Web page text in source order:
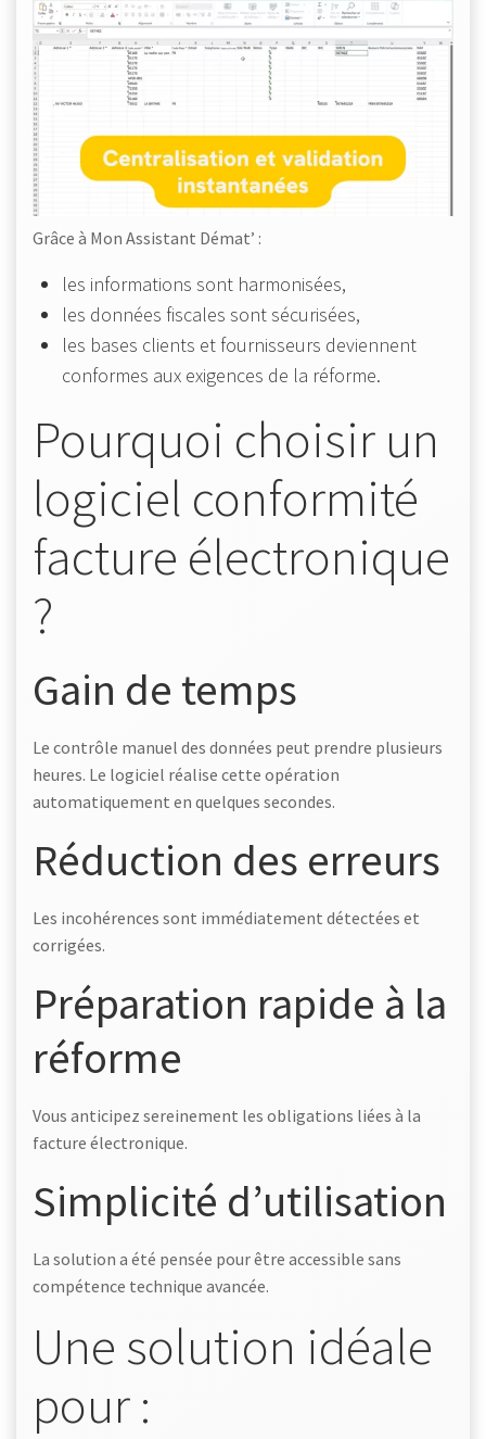
Grâce à Mon Assistant Démat’ :
les informations sont harmonisées,
les données fiscales sont sécurisées,
les bases clients et fournisseurs deviennent
conformes aux exigences de la réforme.
Pourquoi choisir un
logiciel conformité
facture électronique
?
Gain de temps
Le contrôle manuel des données peut prendre plusieurs
heures. Le logiciel réalise cette opération
automatiquement en quelques secondes.
Réduction des erreurs
Les incohérences sont immédiatement détectées et
corrigées.
Préparation rapide à la
réforme
Vous anticipez sereinement les obligations liées à la
facture électronique.
Simplicité d’utilisation
La solution a été pensée pour être accessible sans
compétence technique avancée.
Une solution idéale
pour :